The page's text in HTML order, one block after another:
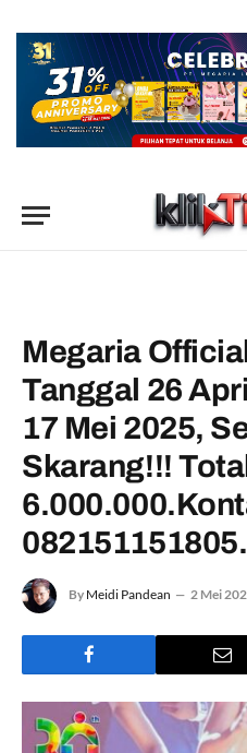
Megaria
Tanggal 26
17 Mei 2025,
Skarang!!!
082151151805.
By Meidi Pandean 2 Mei